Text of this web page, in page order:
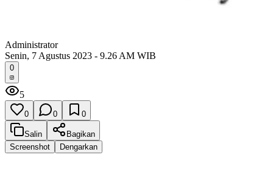
Administrator
Senin, 7 Agustus 2023 - 9.26 AM WIB
0
5
0 0 0
Salin
Bagikan
Screenshot
Dengarkan